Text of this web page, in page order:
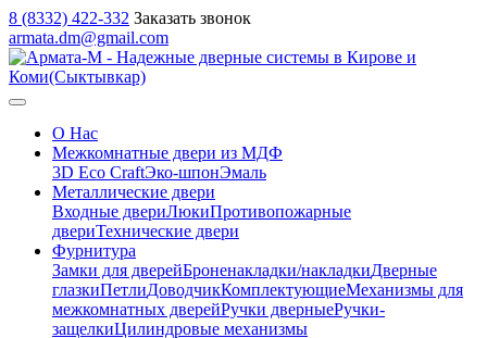
8 (8332) 422-332 Заказать звонок
armata.dm@gmail.com
О Нас
Межкомнатные двери из МДФ
3D Eco CraftЭко-шпонЭмаль
Металлические двери
Входные двериЛюкиПротивопожарные
двериТехнические двери
Фурнитура
Замки для дверейБроненакладки/накладкиДверные
глазкиПетлиДоводчикКомплектующиеМеханизмы для
межкомнатных дверейРучки дверныеРучки-
защелкиЦилиндровые механизмы